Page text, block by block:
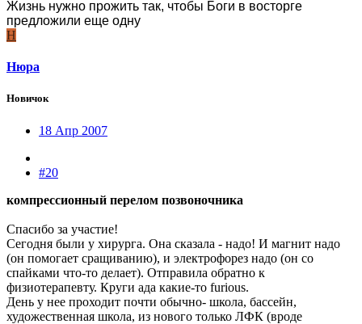
Жизнь нужно прожить так, чтобы Боги в восторге
предложили еще одну
Н
Нюра
Новичок
18 Апр 2007
#20
компрессионный перелом позвоночника
Спасибо за участие!
Сегодня были у хирурга. Она сказала - надо! И магнит надо
(он помогает сращиванию), и электрофорез надо (он со
спайками что-то делает). Отправила обратно к
физиотерапевту. Круги ада какие-то furious.
День у нее проходит почти обычно- школа, бассейн,
художественная школа, из нового только ЛФК (вроде